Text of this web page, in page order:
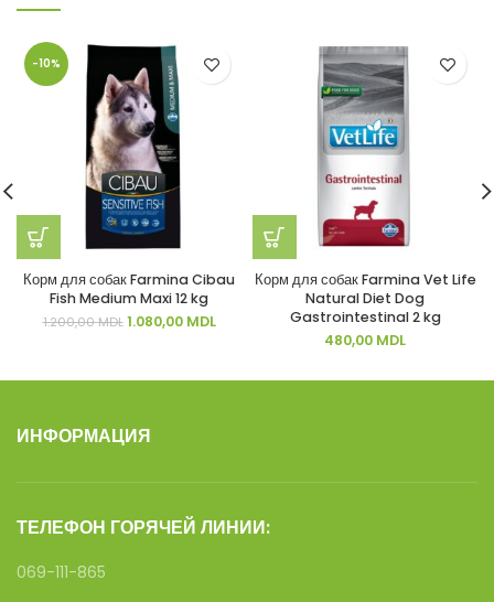
-10%
Корм для собак Farmina Cibau
Fish Medium Maxi 12 kg
1.200,00MDL Первоначальная
1.080,00 MDLТекущая
Корм для собак Farmina Vet Life
Natural Diet Dog
Gastrointestinal 2 kg
480,00 MDL
ИНФОРМАЦИЯ
ТЕЛЕФОН ГОРЯЧЕЙ ЛИНИИ:
069-111-865